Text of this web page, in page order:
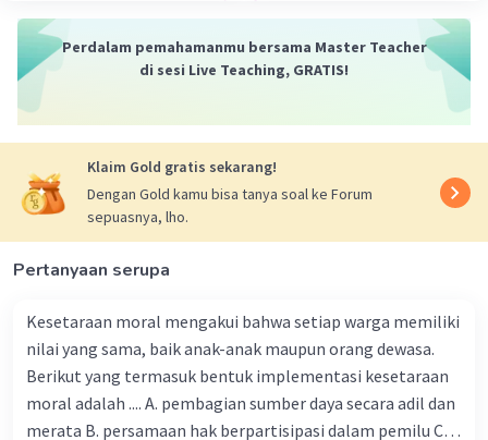
Perdalam pemahamanmu bersama Master Teacher
di sesi Live Teaching, GRATIS!
Klaim Gold gratis sekarang!
Dengan Gold kamu bisa tanya soal ke Forum
sepuasnya, lho.
Pertanyaan serupa
Kesetaraan moral mengakui bahwa setiap warga memiliki
nilai yang sama, baik anak-anak maupun orang dewasa.
Berikut yang termasuk bentuk implementasi kesetaraan
moral adalah .... A. pembagian sumber daya secara adil dan
merata B. persamaan hak berpartisipasi dalam pemilu C.